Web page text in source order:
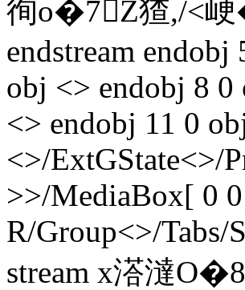
徇o�7Z猹 ,/<
endstream
obj <> endobj 8
<> endobj 11 0
<>/ExtGState<>/
>>/MediaBox[ 0
R/Group<>/Tabs/
stream x溚澾